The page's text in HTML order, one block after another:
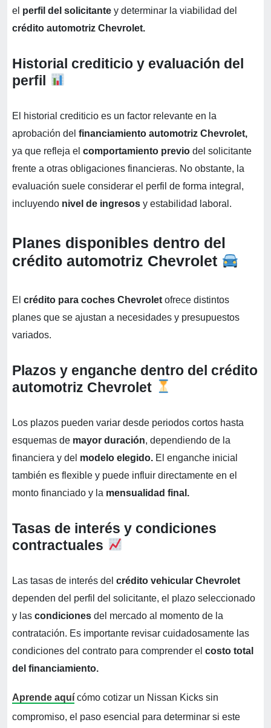
el perfil del solicitante y determinar la viabilidad del
crédito automotriz Chevrolet.
Historial crediticio y evaluación del
perfil
El historial crediticio es un factor relevante en la
aprobación del financiamiento automotriz Chevrolet,
ya que refleja el comportamiento previo del solicitante
frente a otras obligaciones financieras. No obstante, la
evaluación suele considerar el perfil de forma integral,
incluyendo nivel de ingresos y estabilidad laboral.
Planes disponibles dentro del
crédito automotriz Chevrolet
El crédito para coches Chevrolet ofrece distintos
planes que se ajustan a necesidades y presupuestos
variados.
Plazos y enganche dentro del crédito
automotriz Chevrolet
Los plazos pueden variar desde periodos cortos hasta
esquemas de mayor duración, dependiendo de la
financiera y del modelo elegido. El enganche inicial
también es flexible y puede influir directamente en el
monto financiado y la mensualidad final.
Tasas de interés y condiciones
contractuales
Las tasas de interés del crédito vehicular Chevrolet
dependen del perfil del solicitante, el plazo seleccionado
y las condiciones del mercado al momento de la
contratación. Es importante revisar cuidadosamente las
condiciones del contrato para comprender el costo total
del financiamiento.
Aprende aquí cómo cotizar un Nissan Kicks sin
compromiso, el paso esencial para determinar si este